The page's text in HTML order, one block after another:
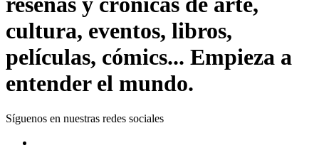
cultura, eventos, libros,
películas, cómics... Empieza a
entender el mundo.
Síguenos en nuestras redes sociales